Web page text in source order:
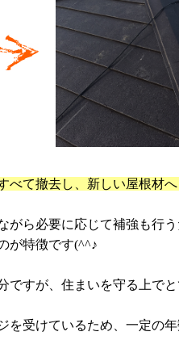
べて撤去し、新しい屋根材
がら必要に応じて補強も行
が特徴です(^^♪
ですが、住まいを守る上で
を受けているため、一定の